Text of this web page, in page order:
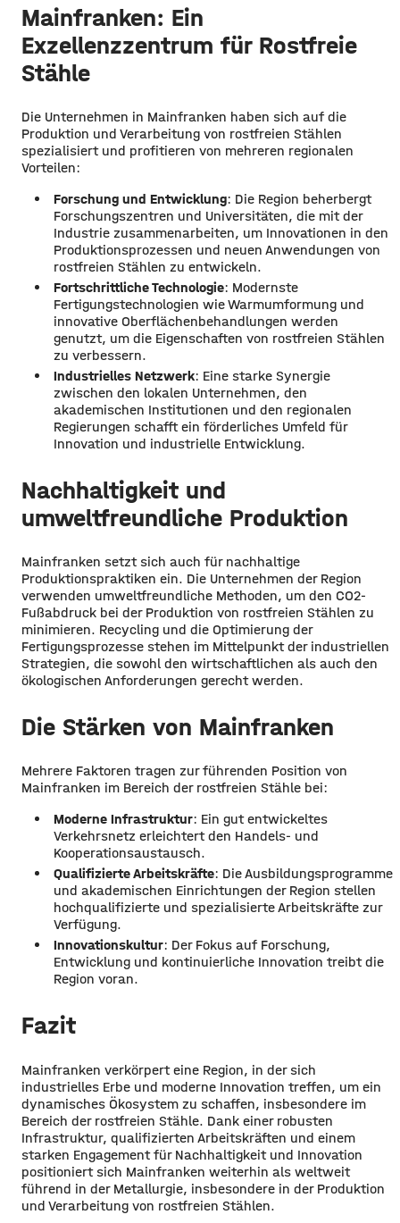
Mainfranken: Ein
Exzellenzzentrum für Rostfreie
Stähle
Die Unternehmen in Mainfranken haben sich auf die
Produktion und Verarbeitung von rostfreien Stählen
spezialisiert und profitieren von mehreren regionalen
Vorteilen:
Forschung und Entwicklung: Die Region beherbergt
Forschungszentren und Universitäten, die mit der
Industrie zusammenarbeiten, um Innovationen in den
Produktionsprozessen und neuen Anwendungen von
rostfreien Stählen zu entwickeln.
Fortschrittliche Technologie: Modernste
Fertigungstechnologien wie Warmumformung und
innovative Oberflächenbehandlungen werden
genutzt, um die Eigenschaften von rostfreien Stählen
zu verbessern.
Industrielles Netzwerk: Eine starke Synergie
zwischen den lokalen Unternehmen, den
akademischen Institutionen und den regionalen
Regierungen schafft ein förderliches Umfeld für
Innovation und industrielle Entwicklung.
Nachhaltigkeit und
umweltfreundliche Produktion
Mainfranken setzt sich auch für nachhaltige
Produktionspraktiken ein. Die Unternehmen der Region
verwenden umweltfreundliche Methoden, um den CO2-
Fußabdruck bei der Produktion von rostfreien Stählen zu
minimieren. Recycling und die Optimierung der
Fertigungsprozesse stehen im Mittelpunkt der industriellen
Strategien, die sowohl den wirtschaftlichen als auch den
ökologischen Anforderungen gerecht werden.
Die Stärken von Mainfranken
Mehrere Faktoren tragen zur führenden Position von
Mainfranken im Bereich der rostfreien Stähle bei:
Moderne Infrastruktur: Ein gut entwickeltes
Verkehrsnetz erleichtert den Handels- und
Kooperationsaustausch.
Qualifizierte Arbeitskräfte: Die Ausbildungsprogramme
und akademischen Einrichtungen der Region stellen
hochqualifizierte und spezialisierte Arbeitskräfte zur
Verfügung.
Innovationskultur: Der Fokus auf Forschung,
Entwicklung und kontinuierliche Innovation treibt die
Region voran.
Fazit
Mainfranken verkörpert eine Region, in der sich
industrielles Erbe und moderne Innovation treffen, um ein
dynamisches Ökosystem zu schaffen, insbesondere im
Bereich der rostfreien Stähle. Dank einer robusten
Infrastruktur, qualifizierten Arbeitskräften und einem
starken Engagement für Nachhaltigkeit und Innovation
positioniert sich Mainfranken weiterhin als weltweit
führend in der Metallurgie, insbesondere in der Produktion
und Verarbeitung von rostfreien Stählen.